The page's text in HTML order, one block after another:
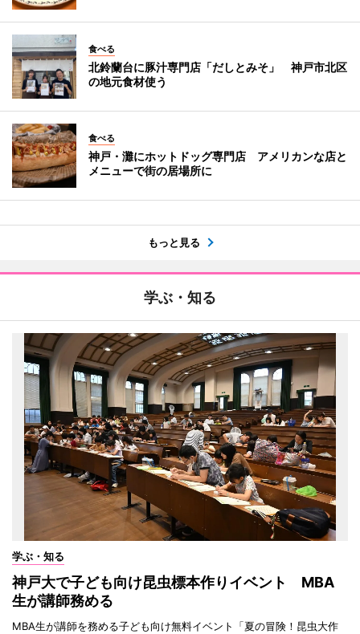
食べる
北鈴蘭台に豚汁専門店「だしとみそ」 神戸市北区
の地元食材使う
食べる
神戸・灘にホットドッグ専門店 アメリカンな店と
メニューで街の居場所に
もっと見る
学ぶ・知る
学ぶ・知る
神戸大で子ども向け昆虫標本作りイベント MBA
生が講師務める
MBA生が講師を務める子ども向け無料イベント「夏の冒険！昆虫大作